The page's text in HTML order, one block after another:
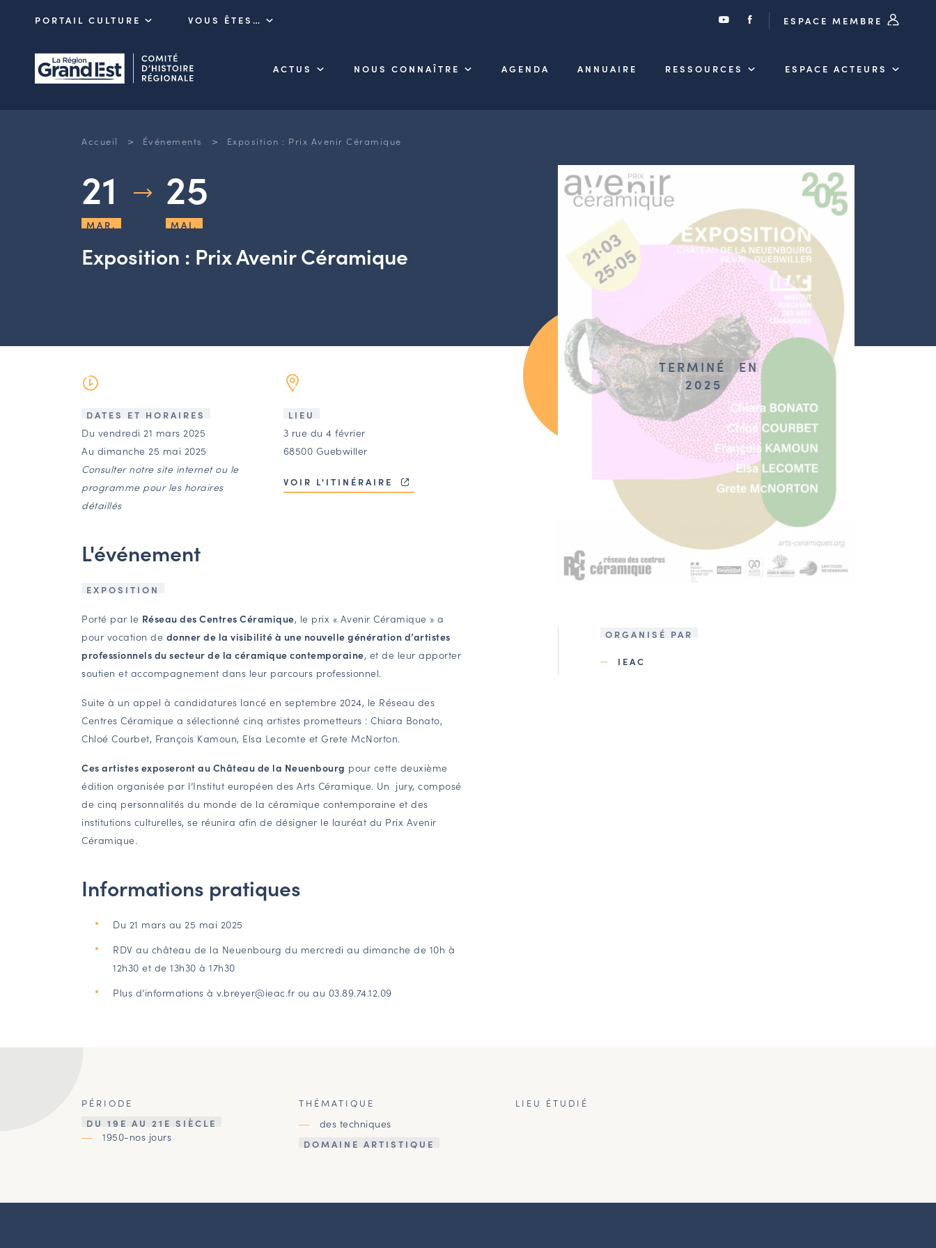
PORTAIL CULTURE VOUS ÊTES… ESPACE MEMBRE
ACTUS NOUS CONNAÎTRE AGENDA ANNUAIRE RESSOURCES ESPACE ACTEURS
Accueil > Événements > Exposition : Prix Avenir Céramique
21
MAR.
25
MAI.
Exposition : Prix Avenir Céramique
DATES ET HORAIRES
Du vendredi 21 mars 2025
Au dimanche 25 mai 2025
Consulter notre site internet ou le
programme pour les horaires
détaillés
LIEU
3 rue du 4 février
68500 Guebwiller
VOIR L'ITINÉRAIRE
L'événement
EXPOSITION
Porté par le Réseau des Centres Céramique, le prix « Avenir Céramique » a
pour vocation de donner de la visibilité à une nouvelle génération d’artistes
professionnels du secteur de la céramique contemporaine, et de leur apporter
soutien et accompagnement dans leur parcours professionnel.
Suite à un appel à candidatures lancé en septembre 2024, le Réseau des
Centres Céramique a sélectionné cinq artistes prometteurs : Chiara Bonato,
Chloé Courbet, François Kamoun, Elsa Lecomte et Grete McNorton.
Ces artistes exposeront au Château de la Neuenbourg pour cette deuxième
édition organisée par l’Institut européen des Arts Céramique. Un jury, composé
de cinq personnalités du monde de la céramique contemporaine et des
institutions culturelles, se réunira afin de désigner le lauréat du Prix Avenir
Céramique.
Informations pratiques
Du 21 mars au 25 mai 2025
RDV au château de la Neuenbourg du mercredi au dimanche de 10h à
12h30 et de 13h30 à 17h30
Plus d’informations à v.breyer@ieac.fr ou au 03.89.74.12.09
TERMINÉ
EN
2025
ORGANISÉ PAR
IEAC
PÉRIODE
DU 19E AU 21E SIÈCLE
1950-nos jours
THÉMATIQUE
des techniques
DOMAINE ARTISTIQUE
LIEU ÉTUDIÉ